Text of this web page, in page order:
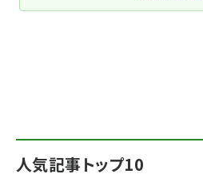
人気記事トップ10